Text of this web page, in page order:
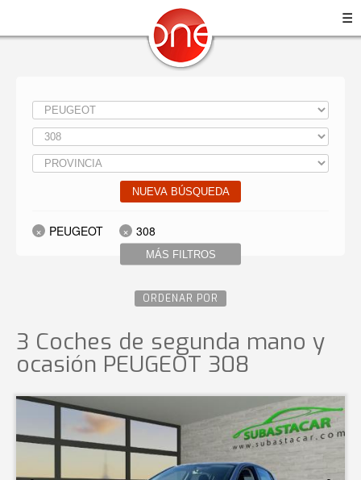
☰
NUEVA BÚSQUEDA
MÁS FILTROS
PEUGEOT 308
ORDENAR POR
3 Coches de segunda mano y
ocasión PEUGEOT 308